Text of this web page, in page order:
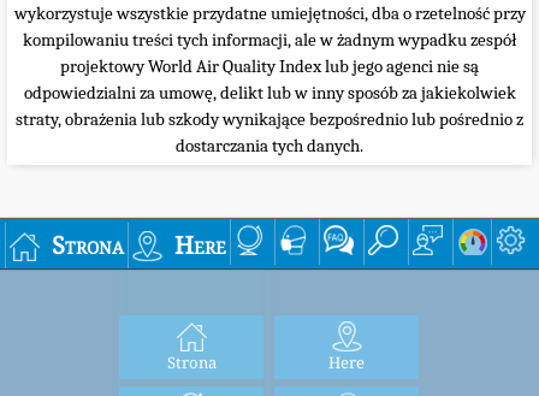
wykorzystuje wszystkie przydatne umiejętności, dba o rzetelność przy
kompilowaniu treści tych informacji, ale w żadnym wypadku zespół
projektowy World Air Quality Index lub jego agenci nie są
odpowiedzialni za umowę, delikt lub w inny sposób za jakiekolwiek
straty, obrażenia lub szkody wynikające bezpośrednio lub pośrednio z
dostarczania tych danych.
Strona Here
Strona Here